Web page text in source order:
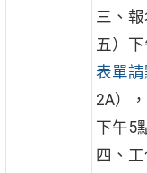
三、
五）
表單
2A）
下午5
四、